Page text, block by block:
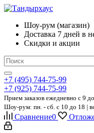
Шоу-рум (магазин)
Доставка 7 дней в
Скидки и акции
+7 (495) 744-75-99
+7 (925) 744-75-99
Прием заказов ежедневно c 9
Шоу-рум: пн. - сб. с 10 до 18 |
Сравнение0